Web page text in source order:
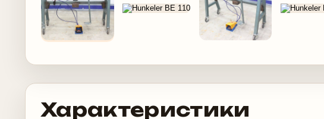
Характеристики